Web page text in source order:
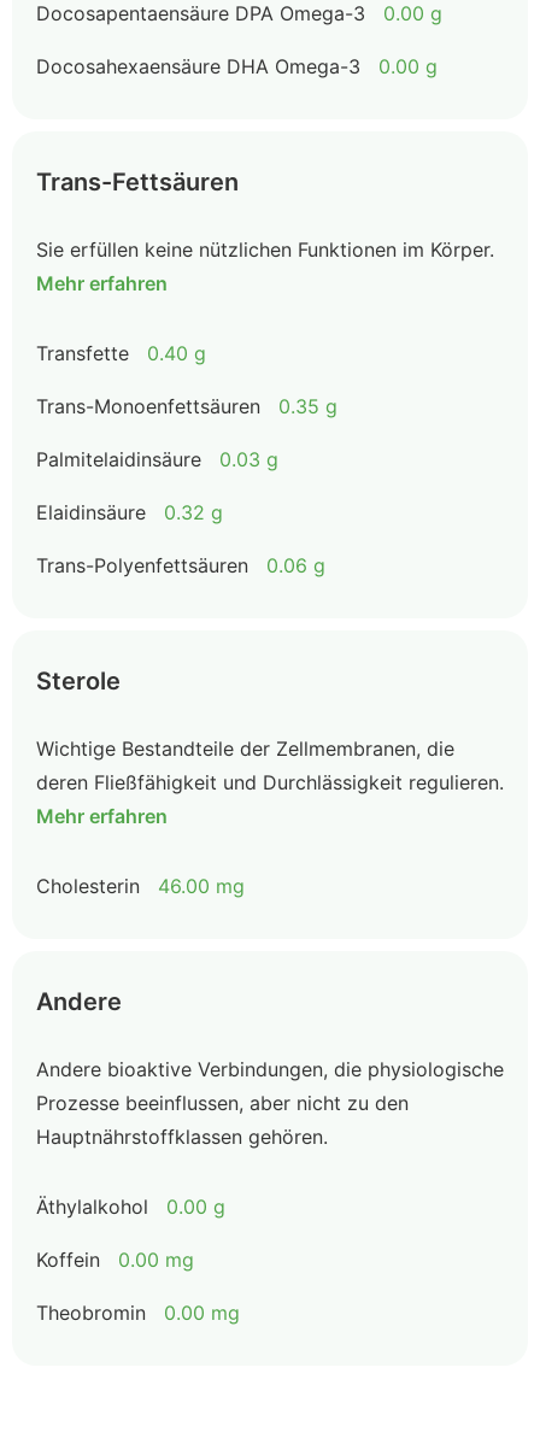
Docosapentaensäure DPA Omega-3 0.00 g
Docosahexaensäure DHA Omega-3 0.00 g
Trans-Fettsäuren
Sie erfüllen keine nützlichen Funktionen im Körper.
Mehr erfahren
Transfette 0.40 g
Trans-Monoenfettsäuren 0.35 g
Palmitelaidinsäure 0.03 g
Elaidinsäure 0.32 g
Trans-Polyenfettsäuren 0.06 g
Sterole
Wichtige Bestandteile der Zellmembranen, die
deren Fließfähigkeit und Durchlässigkeit regulieren.
Mehr erfahren
Cholesterin 46.00 mg
Andere
Andere bioaktive Verbindungen, die physiologische
Prozesse beeinflussen, aber nicht zu den
Hauptnährstoffklassen gehören.
Äthylalkohol 0.00 g
Koffein 0.00 mg
Theobromin 0.00 mg